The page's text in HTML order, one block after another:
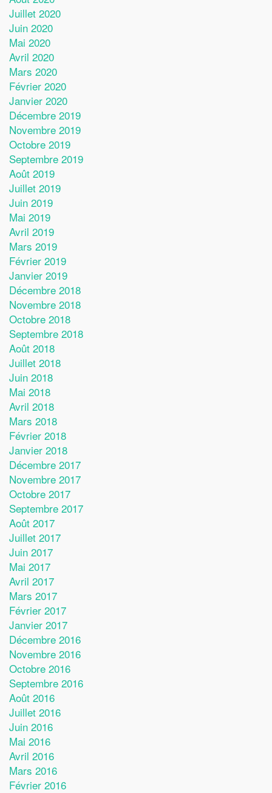
Juillet 2020
Juin 2020
Mai 2020
Avril 2020
Mars 2020
Février 2020
Janvier 2020
Décembre 2019
Novembre 2019
Octobre 2019
Septembre 2019
Août 2019
Juillet 2019
Juin 2019
Mai 2019
Avril 2019
Mars 2019
Février 2019
Janvier 2019
Décembre 2018
Novembre 2018
Octobre 2018
Septembre 2018
Août 2018
Juillet 2018
Juin 2018
Mai 2018
Avril 2018
Mars 2018
Février 2018
Janvier 2018
Décembre 2017
Novembre 2017
Octobre 2017
Septembre 2017
Août 2017
Juillet 2017
Juin 2017
Mai 2017
Avril 2017
Mars 2017
Février 2017
Janvier 2017
Décembre 2016
Novembre 2016
Octobre 2016
Septembre 2016
Août 2016
Juillet 2016
Juin 2016
Mai 2016
Avril 2016
Mars 2016
Février 2016